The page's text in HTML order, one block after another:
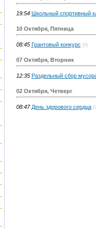
19:54 Школьный спортивный
10 Октября, Пятница
08:45 Грантовый конкурс (0)
07 Октября, Вторник
12:35 Раздельный сбор
02 Октября, Четверг
08:47 День здорового сердца